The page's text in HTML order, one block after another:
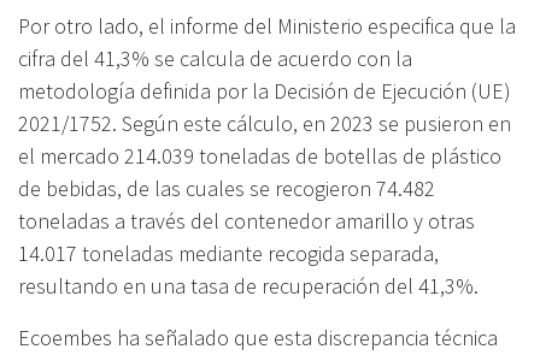
Por otro lado, el informe del Ministerio especifica que la
cifra del 41,3% se calcula de acuerdo con la
metodología definida por la Decisión de Ejecución (UE)
2021/1752. Según este cálculo, en 2023 se pusieron en
el mercado 214.039 toneladas de botellas de plástico
de bebidas, de las cuales se recogieron 74.482
toneladas a través del contenedor amarillo y otras
14.017 toneladas mediante recogida separada,
resultando en una tasa de recuperación del 41,3%.
Ecoembes ha señalado que esta discrepancia técnica